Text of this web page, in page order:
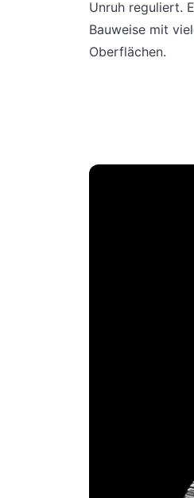
Unruh reguliert.
Bauweise mit
Oberflächen.